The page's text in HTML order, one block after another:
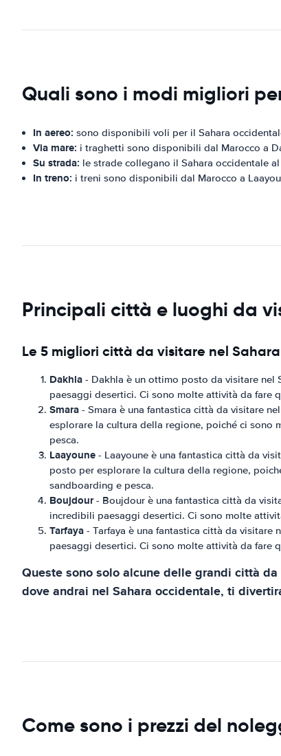
Quali sono i modi migliori
In aereo: sono disponibili voli per il Sahara
Via mare: i traghetti sono disponibili dal Marocco a
Su strada: le strade collegano il Sahara occidentale
In treno: i treni sono disponibili dal Marocco a
Principali città e luoghi da
Le 5 migliori città da visitare nel
Dakhla - Dakhla è un ottimo posto da visitare nel
paesaggi desertici. Ci sono molte attività da fare
Smara - Smara è una fantastica città da visitare
esplorare la cultura della regione, poiché ci sono
pesca.
Laayoune - Laayoune è una fantastica città da
posto per esplorare la cultura della regione,
sandboarding e pesca.
Boujdour- Boujdour è una fantastica città da
incredibili paesaggi desertici. Ci sono molte
Tarfaya - Tarfaya è una fantastica città da
paesaggi desertici. Ci sono molte attività da fare
Queste sono solo alcune delle grandi città
dove andrai nel Sahara occidentale, ti
Come sono i prezzi del